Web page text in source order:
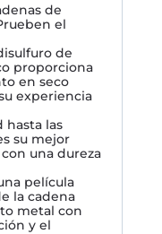
de
el
de
proporciona
en seco
experiencia
hasta las
su mejor
una dureza
película
la cadena
metal con
y el